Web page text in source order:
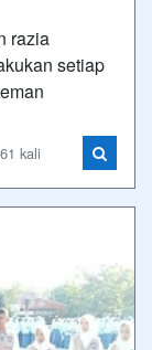
razia
setiap
kali